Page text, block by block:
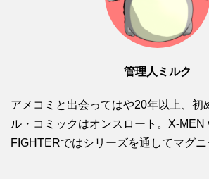
管理人ミルク
アメコミと出会ってはや20年以上、初
ル・コミックはオンスロート。X-MEN
FIGHTERではシリーズを通してマグニ